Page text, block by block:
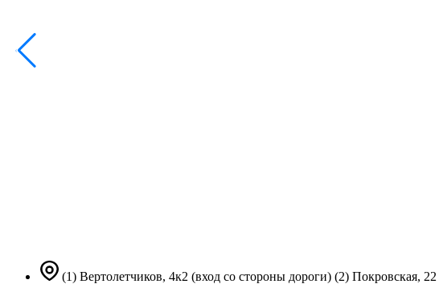
(1) Вертолетчиков, 4к2 (вход со стороны дороги) (2) Покровская, 22